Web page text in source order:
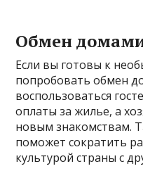
Обмен домами
Если вы готовы к
попробовать обмен
воспользоваться
оплаты за жилье, а
новым знакомствам.
поможет сократить
культурой страны с